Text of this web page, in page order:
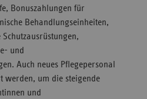
Bonuszahlungen für
Behandlungseinheiten,
und
Auch neues Pflegepersonal
werden, um die steigende
und